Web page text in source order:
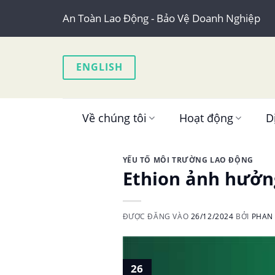
content
An Toàn Lao Động - Bảo Vệ Doanh Nghiệp
ENGLISH
Về chúng tôi Hoạt động
YẾU TỐ MÔI TRƯỜNG LAO ĐỘNG
Ethion ảnh
ĐƯỢC ĐĂNG VÀO 26/12/2024 BỞI
26